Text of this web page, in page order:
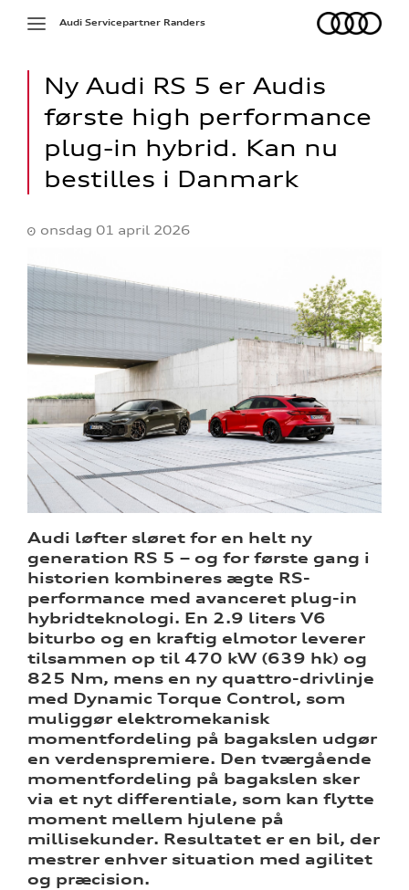
Toggle
Audi
Audi Servicepartner Randers
Ny Audi RS 5 er Audis
første high performance
plug-in hybrid. Kan nu
bestilles i Danmark
onsdag 01 april 2026
Audi løfter sløret for en helt ny
generation RS 5 – og for første gang i
historien kombineres ægte RS-
performance med avanceret plug-in
hybridteknologi. En 2.9 liters V6
biturbo og en kraftig elmotor leverer
tilsammen op til 470 kW (639 hk) og
825 Nm, mens en ny quattro-drivlinje
med Dynamic Torque Control, som
muliggør elektromekanisk
momentfordeling på bagakslen udgør
en verdenspremiere. Den tværgående
momentfordeling på bagakslen sker
via et nyt differentiale, som kan flytte
moment mellem hjulene på
millisekunder. Resultatet er en bil, der
mestrer enhver situation med agilitet
og præcision.